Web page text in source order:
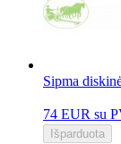
Sipma
74 EUR su
Išparduota